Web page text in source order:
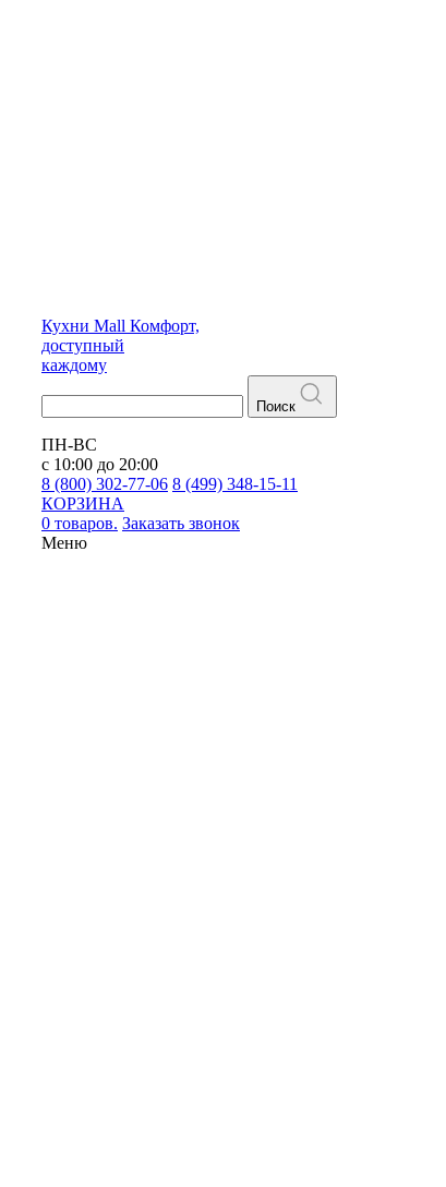
Кухни Mall Комфорт,
доступный
каждому
Поиск
ПН-ВС
с 10:00 до 20:00
8 (800) 302-77-06 8 (499) 348-15-11
КОРЗИНА
0 товаров. Заказать звонок
Меню